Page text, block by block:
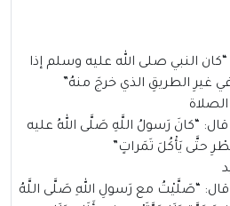
النبي صلى الله عليه وسلم إذا
غيرِ الطريقِ الذي خرجَ منهُ”
“كانَ رَسولُ اللَّهِ صَلَّى اللهُ عليه
حتَّى يَأْكُلَ تَمَراتٍ”
قال: “صَلَّيْتُ مع رَسولِ اللهِ صَلَّى اللَّهُ